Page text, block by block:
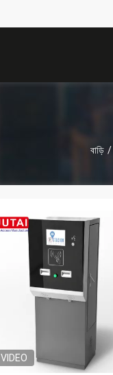
বাড়ি /
VIDEO